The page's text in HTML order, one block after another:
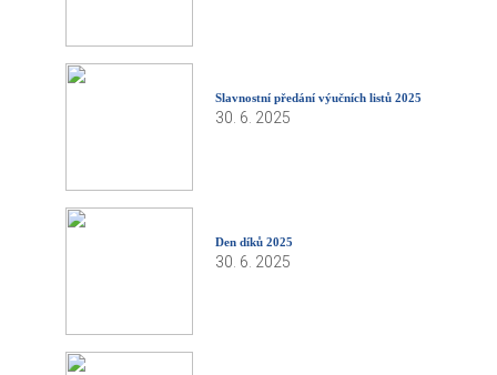
Slavnostní předání výučních listů 2025
30. 6. 2025
Den díků 2025
30. 6. 2025